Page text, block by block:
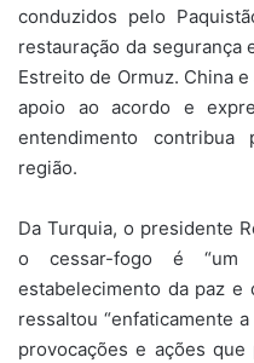
conduzidos pelo
restauração da segurança
Estreito de Ormuz. China
apoio ao acordo e
entendimento
região.
Da Turquia, o presidente
o cessar-fogo é “um
estabelecimento da paz e
ressaltou “enfaticamente
provocações e ações